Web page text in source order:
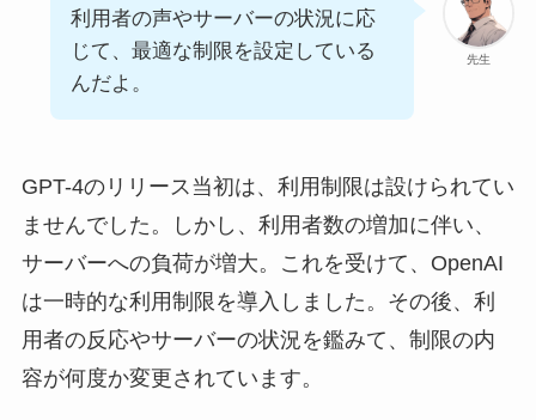
先生
利用者の声やサーバーの状況に応
じて、最適な制限を設定している
んだよ。
GPT-4のリリース当初は、利用制限は設けられてい
ませんでした。しかし、利用者数の増加に伴い、
サーバーへの負荷が増大。これを受けて、OpenAI
は一時的な利用制限を導入しました。その後、利
用者の反応やサーバーの状況を鑑みて、制限の内
容が何度か変更されています。